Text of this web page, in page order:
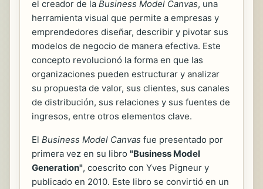
el creador de la Business Model Canvas, una
herramienta visual que permite a empresas y
emprendedores diseñar, describir y pivotar sus
modelos de negocio de manera efectiva. Este
concepto revolucionó la forma en que las
organizaciones pueden estructurar y analizar
su propuesta de valor, sus clientes, sus canales
de distribución, sus relaciones y sus fuentes de
ingresos, entre otros elementos clave.
El Business Model Canvas fue presentado por
primera vez en su libro "Business Model
Generation", coescrito con Yves Pigneur y
publicado en 2010. Este libro se convirtió en un